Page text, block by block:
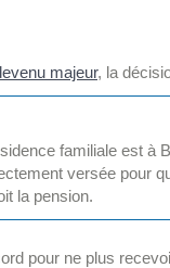
majeur, la
familiale est à
versée pour
la pension.
pour ne plus